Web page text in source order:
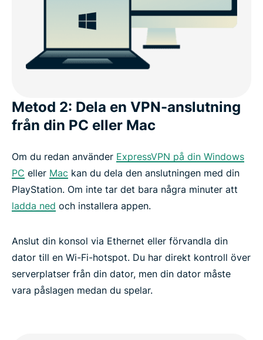
Metod 2: Dela en VPN-anslutning
från din PC eller Mac
Om du redan använder ExpressVPN på din Windows
PC eller Mac kan du dela den anslutningen med din
PlayStation. Om inte tar det bara några minuter att
ladda ned och installera appen.
Anslut din konsol via Ethernet eller förvandla din
dator till en Wi-Fi-hotspot. Du har direkt kontroll över
serverplatser från din dator, men din dator måste
vara påslagen medan du spelar.